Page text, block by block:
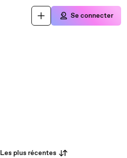
Se connecter
Les plus récentes